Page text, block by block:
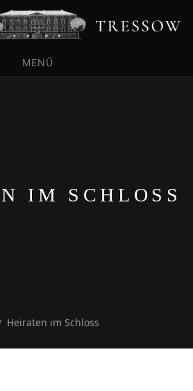
MENÜ
IM SCHLOSS
Heiraten im Schloss